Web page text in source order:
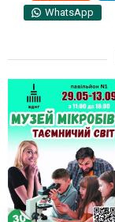
WhatsApp